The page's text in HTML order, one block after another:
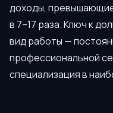
доходы,
в 7–17 раза. Ключ к
вид работы —
профессиональной
специализация в